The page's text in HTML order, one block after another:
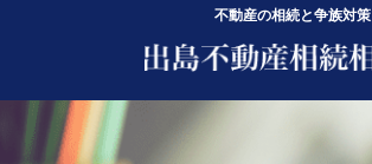
不動産の相続と争族対策